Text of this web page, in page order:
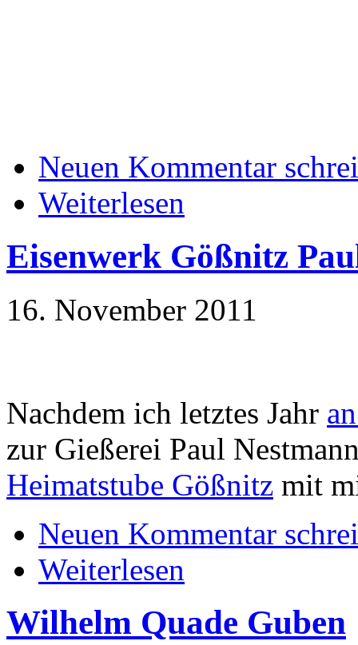
Neuen Kommentar
Weiterlesen
Eisenwerk Gößnitz
16. November 2011
Nachdem ich letztes Jahr
zur Gießerei Paul
Heimatstube Gößnitz mit
Neuen Kommentar
Weiterlesen
Wilhelm Quade Guben